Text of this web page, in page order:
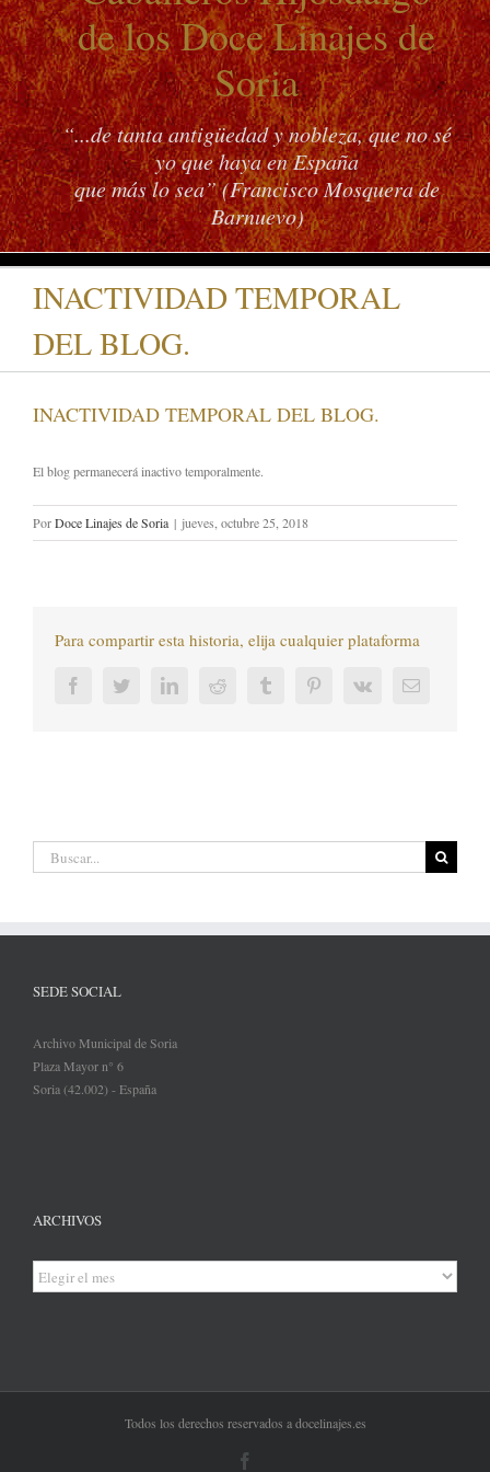
de los Doce Linajes de
Soria
“...de tanta antigüedad y nobleza, que no sé
yo que haya en España
que más lo sea” (Francisco Mosquera de
Barnuevo)
INACTIVIDAD TEMPORAL
DEL BLOG.
INACTIVIDAD TEMPORAL DEL BLOG.
El blog permanecerá inactivo temporalmente.
PorDoce Linajes de Soria | jueves, octubre 25, 2018
Para compartir esta historia, elija cualquier plataforma
FacebookTwitterLinkedInReddit Tumblr PinterestVk
Correo
Buscar:
SEDE SOCIAL
Archivo Municipal de Soria
Plaza Mayor n° 6
Soria (42.002) - España
ARCHIVOS
Archivos
Todos los derechos reservados a docelinajes.es